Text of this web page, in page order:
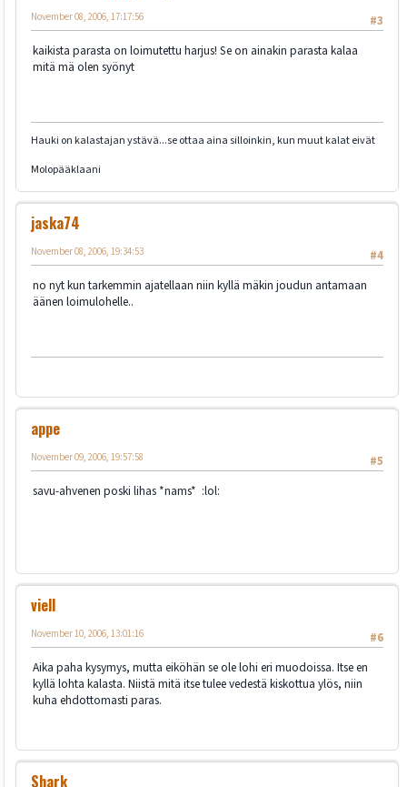
#3
November 08, 2006, 17:17:56
kaikista parasta on loimutettu harjus! Se on ainakin parasta kalaa
mitä mä olen syönyt
Hauki on kalastajan ystävä...se ottaa aina silloinkin, kun muut kalat eivät
Molopääklaani
jaska74
#4
November 08, 2006, 19:34:53
no nyt kun tarkemmin ajatellaan niin kyllä mäkin joudun antamaan
äänen loimulohelle..
appe
#5
November 09, 2006, 19:57:58
savu-ahvenen poski lihas *nams* :lol:
viell
#6
November 10, 2006, 13:01:16
Aika paha kysymys, mutta eiköhän se ole lohi eri muodoissa. Itse en
kyllä lohta kalasta. Niistä mitä itse tulee vedestä kiskottua ylös, niin
kuha ehdottomasti paras.
Shark